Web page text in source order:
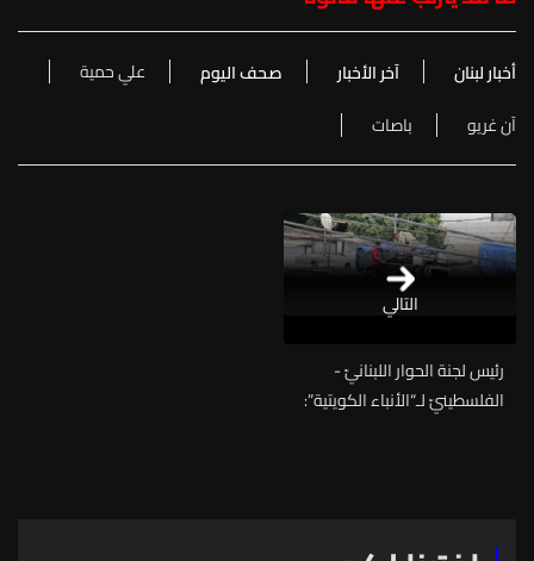
أخبار لبنان آخر الأخبار صحف اليوم
علي حمية
آن غريو
باصات
التالي
رئيس لجنة الحوار اللبنانيّ -
الفلسطينيّ لـ“الأنباء الكويتية”: